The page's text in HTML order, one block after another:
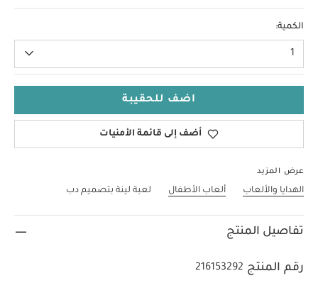
الكمية:
1
اضف للحقيبة
أضف إلى قائمة الأمنيات
عرض المزيد
الهدايا والألعاب ألعاب الأطفال لعبة لينة بتصميم دب
تفاصيل المنتج
رقم المنتج 216153292